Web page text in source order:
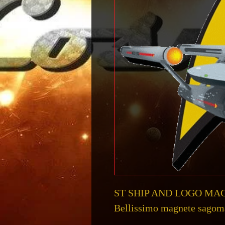
ST SHIP AND LOGO
Bellissimo magnete